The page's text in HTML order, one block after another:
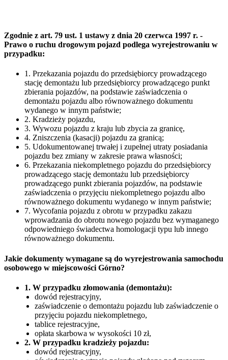
Zgodnie z art. 79 ust. 1 ustawy z dnia 20 czerwca 1997 r. -
Prawo o ruchu drogowym pojazd podlega wyrejestrowaniu w
przypadku:
1. Przekazania pojazdu do przedsiębiorcy prowadzącego
stację demontażu lub przedsiębiorcy prowadzącego punkt
zbierania pojazdów, na podstawie zaświadczenia o
demontażu pojazdu albo równoważnego dokumentu
wydanego w innym państwie;
2. Kradzieży pojazdu,
3. Wywozu pojazdu z kraju lub zbycia za granicę,
4. Zniszczenia (kasacji) pojazdu za granicą;
5. Udokumentowanej trwałej i zupełnej utraty posiadania
pojazdu bez zmiany w zakresie prawa własności;
6. Przekazania niekompletnego pojazdu do przedsiębiorcy
prowadzącego stację demontażu lub przedsiębiorcy
prowadzącego punkt zbierania pojazdów, na podstawie
zaświadczenia o przyjęciu niekompletnego pojazdu albo
równoważnego dokumentu wydanego w innym państwie;
7. Wycofania pojazdu z obrotu w przypadku zakazu
wprowadzania do obrotu nowego pojazdu bez wymaganego
odpowiedniego świadectwa homologacji typu lub innego
równoważnego dokumentu.
Jakie dokumenty wymagane są do wyrejestrowania samochodu
osobowego w miejscowości Górno?
1. W przypadku złomowania (demontażu):
dowód rejestracyjny,
zaświadczenie o demontażu pojazdu lub zaświadczenie o
przyjęciu pojazdu niekompletnego,
tablice rejestracyjne,
opłata skarbowa w wysokości 10 zł,
2. W przypadku kradzieży pojazdu:
dowód rejestracyjny,